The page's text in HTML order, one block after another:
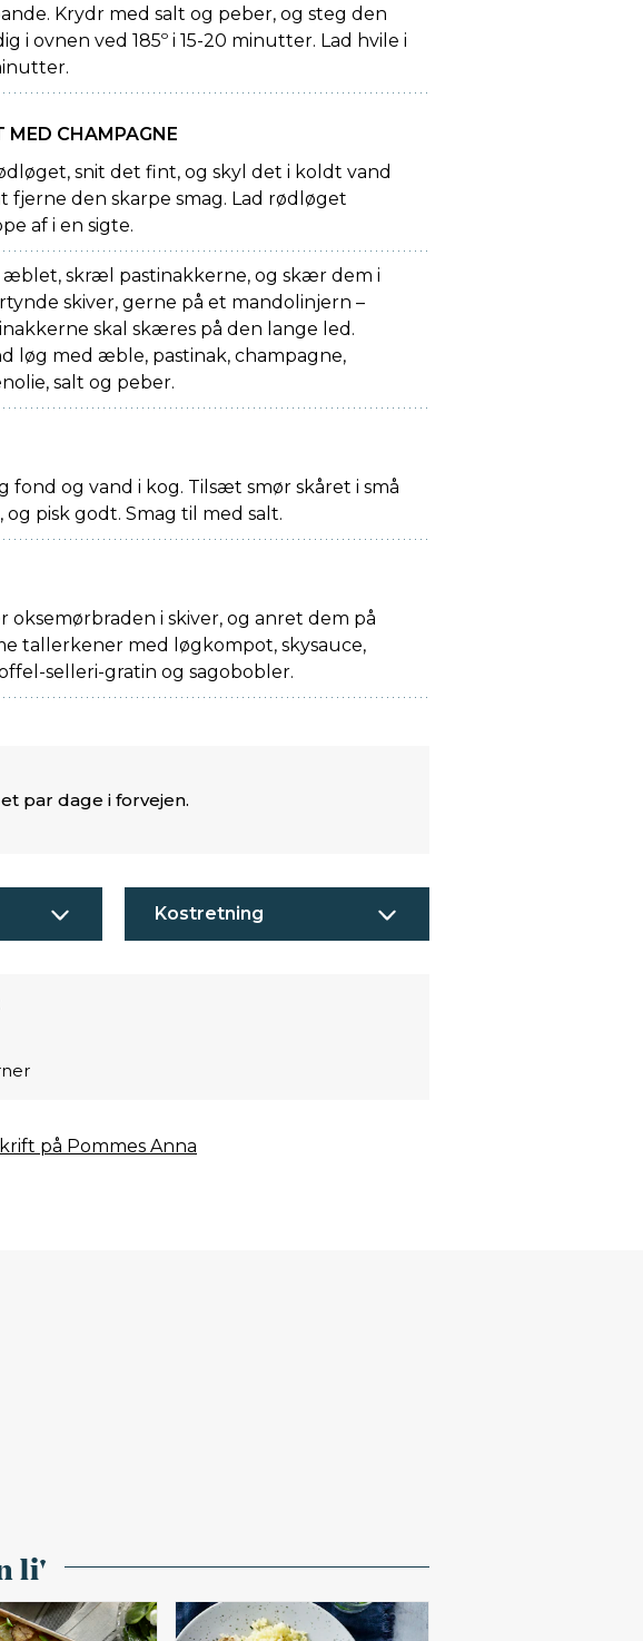
Krydr med salt og peber, og steg den
i ovnen ved 185º i 15-20 minutter. Lad hvile i
CHAMPAGNE
snit det fint, og skyl det i koldt vand
fjerne den skarpe smag. Lad rødløget
af i en sigte.
æblet, skræl pastinakkerne, og skær dem i
skiver, gerne på et mandolinjern –
skal skæres på den lange led.
løg med æble, pastinak, champagne,
salt og peber.
fond og vand i kog. Tilsæt smør skåret i små
og pisk godt. Smag til med salt.
oksemørbraden i skiver, og anret dem på
tallerkener med løgkompot, skysauce,
selleri-gratin og sagobobler.
par dage i forvejen.
Kostretning
på Pommes Anna
li'